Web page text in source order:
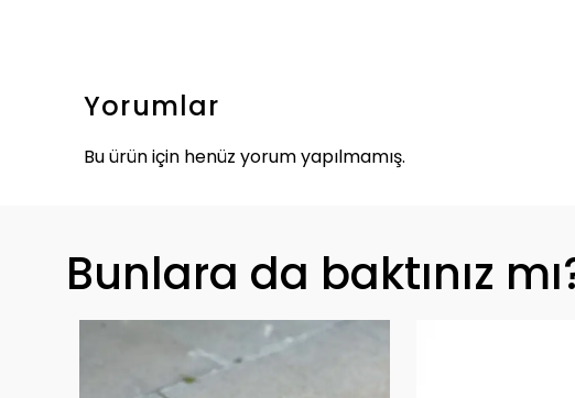
Yorumlar
Bu ürün için henüz yorum yapılmamış.
Bunlara da baktınız